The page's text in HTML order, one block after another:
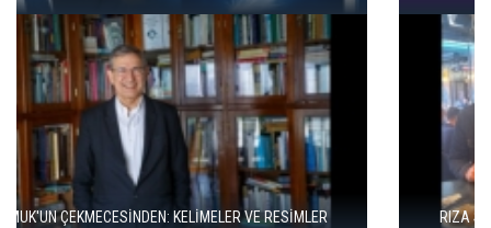
RIZA SÖNMEZ: ‘ANADOLU, SANILDIĞINDAN ÇOK DAHA VEGAN"